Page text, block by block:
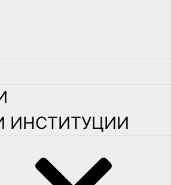
ИНСТИТУЦИИ